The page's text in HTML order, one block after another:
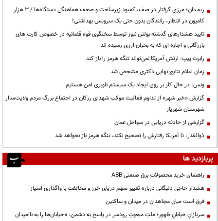
ریمـدان؛ مرزی گرفتار در صف، کمبود زیرساخت و ضعف هماهنگی دستگاه‌ها / ۳ هزار
کامیون در انتظار، رانندگان بدون حتی یک سرویس بهداشتی!
تایید هشدارهای گذشته بولتن نیوز توسط سخنگوی قوه قضائیه در خصوص کارت های
بارزگانی و اجاره ای که به بحران ارزی رسیده اند
رابرت پیپ: ارتش آمریکا نمی‌تواند تنگه هرمز را باز کند
زمان اعلام نتایج نهایی دکتری مشخص شد
ونس: در حال کار بر روی ایجاد یک سیستم ناوبری امن هستیم
گزارش «خبر شهر» از تداوم فعالیت موکب شهدای رزکان در اجتماع بزرگ مردم ولایت‌مدار
شهرستان شهریار
گزارشی از حادثه دریایی در سواحل عمان
ذوالقدر: تا آمریکا رفتارش را تصحیح نکند، تنگه هرمز باز نخواهد شد
پربازدید ها
راهنمای خرید محصولات برق صنعتی ABB
هشدار حاجی دلیگانی درباره تغییر سهم دریای خزر و مخالفت با واگذاری امتیاز
فرق است میان مجاهدان در میدان و ساکتین
سربازانِ خیابانِ ظهور؛ ملتِ مبعوثِ رودسر در پاسخ به دشمن: «خیابان‌ها را به ناامیدان